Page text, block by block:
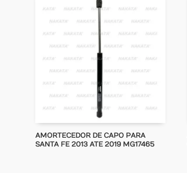
AMORTECEDOR DE CAPO PARA
SANTA FE 2013 ATE 2019 MG17465